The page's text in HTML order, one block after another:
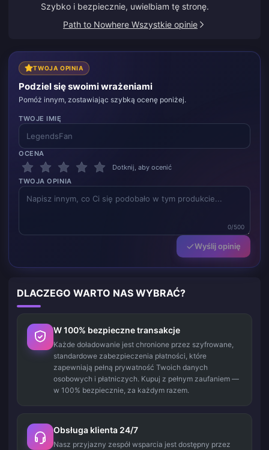
Szybko i bezpiecznie, uwielbiam tę stronę.
Path to Nowhere Wszystkie opinie
TWOJA OPINIA
Podziel się swoimi wrażeniami
Pomóż innym, zostawiając szybką ocenę poniżej.
TWOJE IMIĘ
OCENA
Dotknij, aby ocenić
TWOJA OPINIA
0/500
Wyślij opinię
DLACZEGO WARTO NAS WYBRAĆ?
W 100% bezpieczne transakcje
Każde doładowanie jest chronione przez szyfrowane,
standardowe zabezpieczenia płatności, które
zapewniają pełną prywatność Twoich danych
osobowych i płatniczych. Kupuj z pełnym zaufaniem —
w 100% bezpiecznie, za każdym razem.
Obsługa klienta 24/7
Nasz przyjazny zespół wsparcia jest dostępny przez